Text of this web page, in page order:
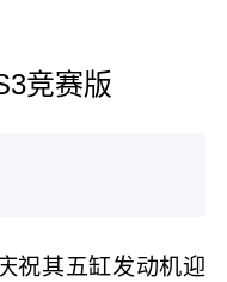
竞赛版
祝其五缸发动机迎